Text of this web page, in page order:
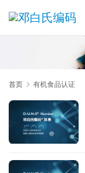
首页 有机食品认证